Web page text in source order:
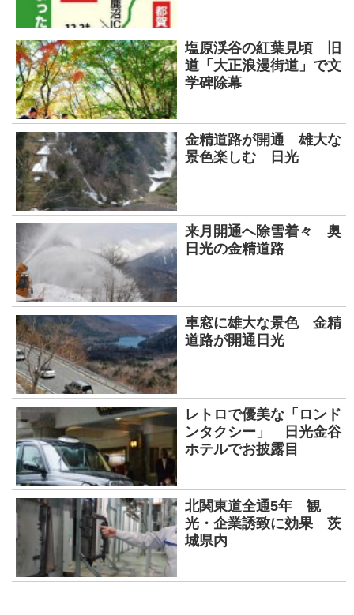
塩原渓谷の紅葉見頃 旧
道「大正浪漫街道」で文
学碑除幕
金精道路が開通 雄大な
景色楽しむ 日光
来月開通へ除雪着々 奥
日光の金精道路
車窓に雄大な景色 金精
道路が開通日光
レトロで優美な「ロンド
ンタクシー」 日光金谷
ホテルでお披露目
北関東道全通5年 観
光・企業誘致に効果 茨
城県内